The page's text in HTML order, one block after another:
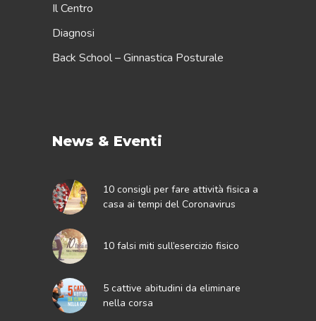
Il Centro
Diagnosi
Back School – Ginnastica Posturale
News & Eventi
10 consigli per fare attività fisica a
casa ai tempi del Coronavirus
10 falsi miti sull’esercizio fisico
5 cattive abitudini da eliminare
nella corsa